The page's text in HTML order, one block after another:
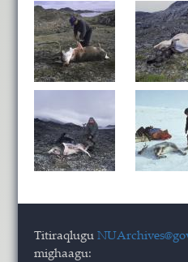
Titiraqlugu
mighaagu: